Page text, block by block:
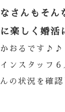
なさんもそん
に楽しく婚
かおるです♪♪
インスタッフ
んの状況を確